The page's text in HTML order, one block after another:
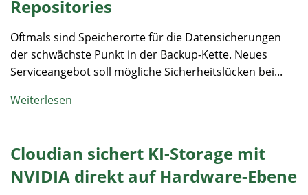
Repositories
Oftmals sind Speicherorte für die Datensicherungen
der schwächste Punkt in der Backup-Kette. Neues
Serviceangebot soll mögliche Sicherheitslücken bei...
Weiterlesen
Cloudian sichert KI-Storage mit
NVIDIA direkt auf Hardware-Ebene